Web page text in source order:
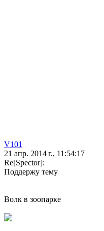
V101
21 апр. 2014 г., 11:54:17
Re[Spector]:
Поддержу тему
Волк в зоопарке